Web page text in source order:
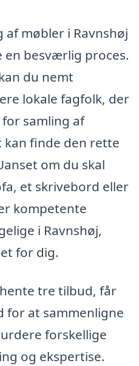
møbler i Ravnshøj
besværlig proces.
du nemt
lokale fagfolk, der
samling af
kan finde den rette
om du skal
et skrivebord eller
kompetente
i Ravnshøj,
for dig.
tre tilbud, får
for at sammenligne
forskellige
og ekspertise.